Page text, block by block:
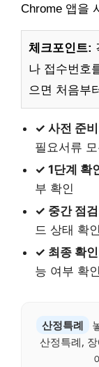
Chrome 앱을
체크포인트:
나 접수번호
으면 처음부
✓ 사전 준
필요서류
✓ 1단계 확
부 확인
✓ 중간 점
드 상태 확인
✓ 최종 확
능 여부 확인
산정특례
산정특례,